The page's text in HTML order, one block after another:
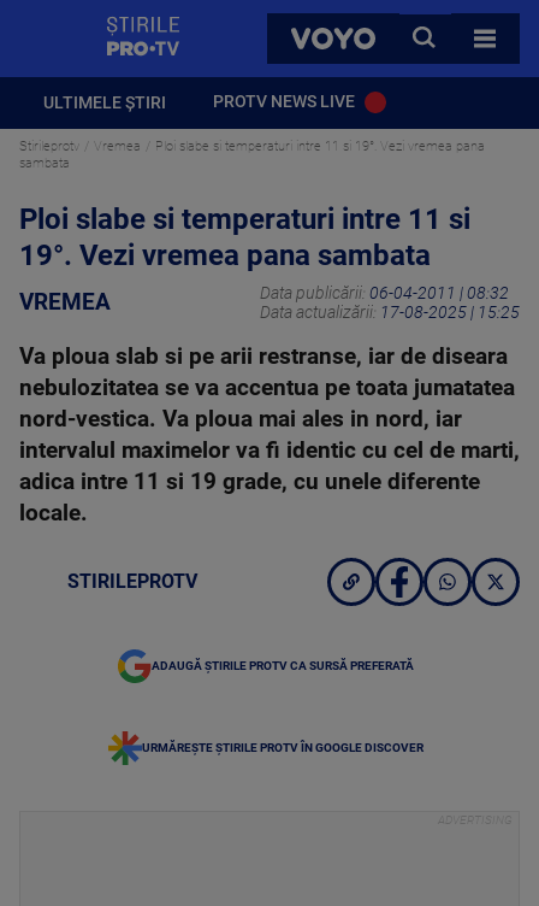
VOYO
CAUTA
TOATE
ULTIMELE ȘTIRI PROTV NEWS LIVE
Stirileprotv Vremea
Ploi slabe si temperaturi intre 11 si 19°. Vezi vremea pana
sambata
Ploi slabe si temperaturi intre 11 si
19°. Vezi vremea pana sambata
VREMEA Data publicării: 06-04-2011 | 08:32
Data actualizării: 17-08-2025 | 15:25
Va ploua slab si pe arii restranse, iar de diseara
nebulozitatea se va accentua pe toata jumatatea
nord-vestica. Va ploua mai ales in nord, iar
intervalul maximelor va fi identic cu cel de marti,
adica intre 11 si 19 grade, cu unele diferente
locale.
STIRILEPROTV
ADAUGĂ ȘTIRILE PROTV CA SURSĂ PREFERATĂ
URMĂREȘTE ȘTIRILE PROTV ÎN GOOGLE DISCOVER